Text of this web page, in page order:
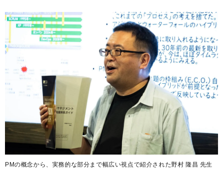
PMの概念から、実務的な部分まで幅広い視点で紹介された野村 隆昌 先生